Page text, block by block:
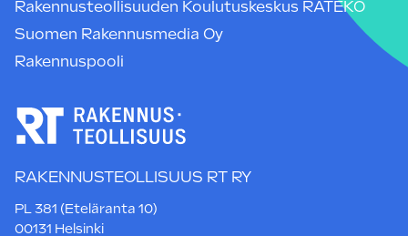
Rakennusteollisuuden Koulutuskeskus RATEKO
Suomen Rakennusmedia Oy
Rakennuspooli
RAKENNUSTEOLLISUUS RT RY
PL 381 (Eteläranta 10)
00131 Helsinki